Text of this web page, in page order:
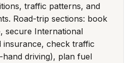
traffic patterns, and
Road-trip sections: book
secure International
insurance, check traffic
driving), plan fuel